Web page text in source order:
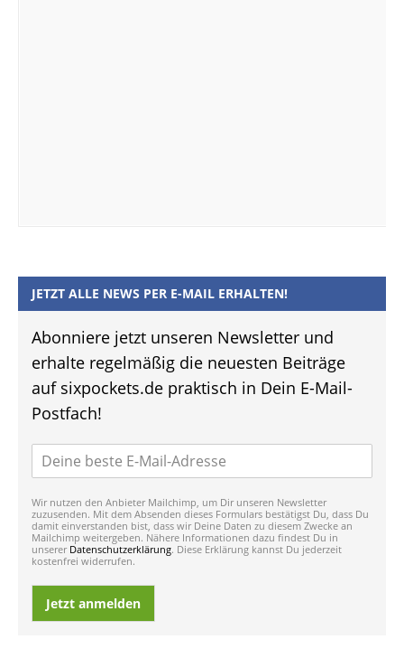
JETZT ALLE NEWS PER E-MAIL ERHALTEN!
Abonniere jetzt unseren Newsletter und
erhalte regelmäßig die neuesten Beiträge
auf sixpockets.de praktisch in Dein E-Mail-
Postfach!
Wir nutzen den Anbieter Mailchimp, um Dir unseren Newsletter
zuzusenden. Mit dem Absenden dieses Formulars bestätigst Du, dass Du
damit einverstanden bist, dass wir Deine Daten zu diesem Zwecke an
Mailchimp weitergeben. Nähere Informationen dazu findest Du in
unserer Datenschutzerklärung. Diese Erklärung kannst Du jederzeit
kostenfrei widerrufen.
Jetzt anmelden